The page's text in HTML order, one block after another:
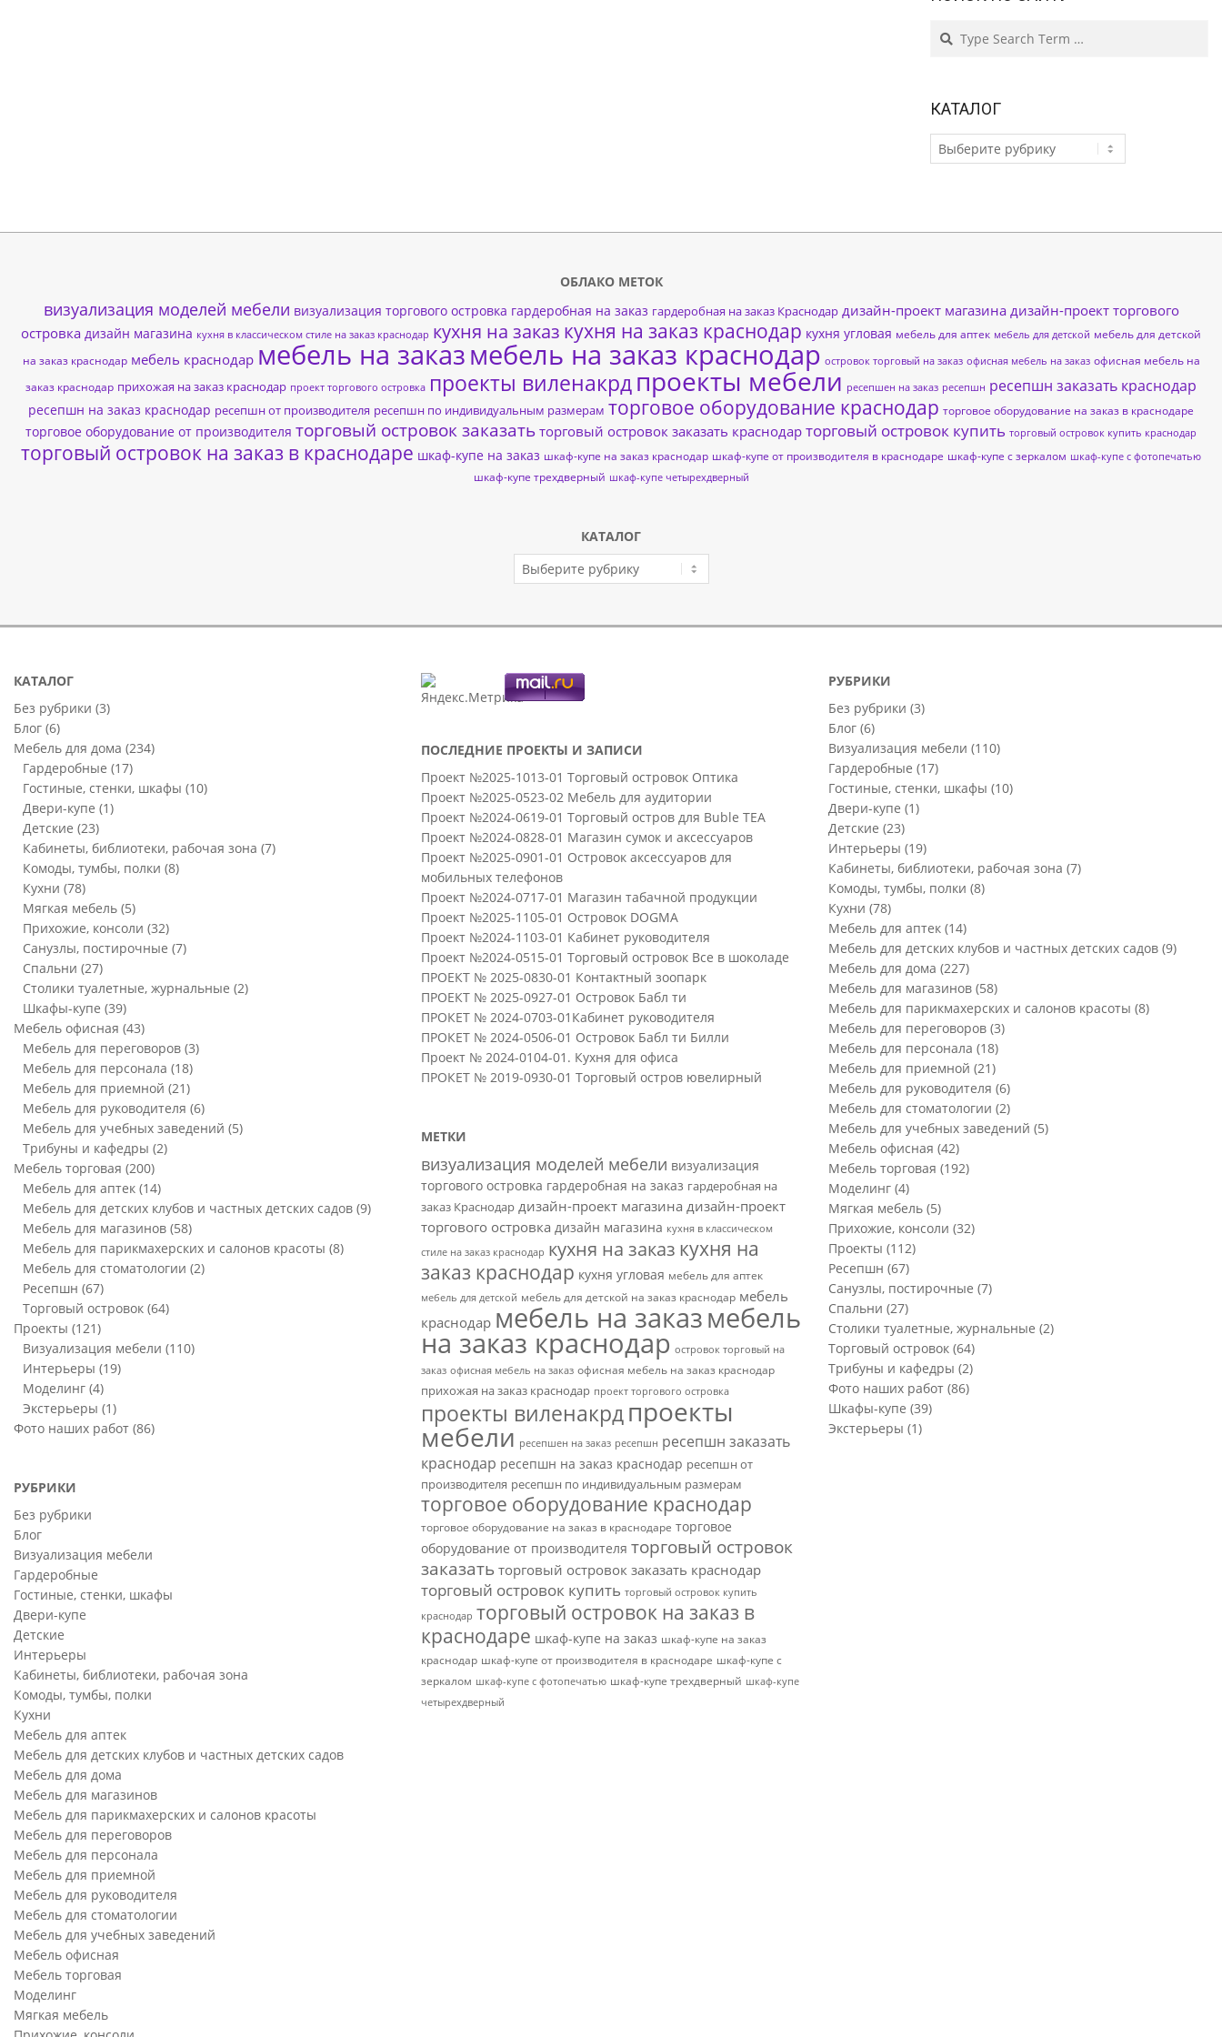
Search
КАТАЛОГ
КАТАЛОГ
ОБЛАКО МЕТОК
визуализация моделей мебели визуализация торгового островка гардеробная на заказ гардеробная на заказ Краснодар дизайн-проект магазина дизайн-проект торгового
островка дизайн магазина кухня в классическом стиле на заказ краснодар кухня на заказ кухня на заказ краснодар кухня угловая мебель для аптек мебель для детской мебель для детской
на заказ краснодар мебель краснодар мебель на заказмебель на заказ краснодар островок торговый на заказ офисная мебель на заказ офисная мебель на
заказ краснодар прихожая на заказ краснодар проект торгового островка проекты виленакрдпроекты мебели ресепшен на заказ ресепшн ресепшн заказать краснодар
ресепшн на заказ краснодар ресепшн от производителя ресепшн по индивидуальным размерам торговое оборудование краснодар торговое оборудование на заказ в краснодаре
торговое оборудование от производителя торговый островок заказать торговый островок заказать краснодар торговый островок купить торговый островок купить краснодар
торговый островок на заказ в краснодаре шкаф-купе на заказ шкаф-купе на заказ краснодар шкаф-купе от производителя в краснодаре шкаф-купе с зеркалом шкаф-купе с фотопечатью
шкаф-купе трехдверный шкаф-купе четырехдверный
КАТАЛОГ
КАТАЛОГ
КАТАЛОГ
Без рубрики (3)
Блог (6)
Мебель для дома (234)
Гардеробные (17)
Гостиные, стенки, шкафы (10)
Двери-купе (1)
Детские (23)
Кабинеты, библиотеки, рабочая зона (7)
Комоды, тумбы, полки (8)
Кухни (78)
Мягкая мебель (5)
Прихожие, консоли (32)
Санузлы, постирочные (7)
Спальни (27)
Столики туалетные, журнальные (2)
Шкафы-купе (39)
Мебель офисная (43)
Мебель для переговоров (3)
Мебель для персонала (18)
Мебель для приемной (21)
Мебель для руководителя (6)
Мебель для учебных заведений (5)
Трибуны и кафедры (2)
Мебель торговая (200)
Мебель для аптек (14)
Мебель для детских клубов и частных детских садов (9)
Мебель для магазинов (58)
Мебель для парикмахерских и салонов красоты (8)
Мебель для стоматологии (2)
Ресепшн (67)
Торговый островок (64)
Проекты (121)
Визуализация мебели (110)
Интерьеры (19)
Моделинг (4)
Экстерьеры (1)
Фото наших работ (86)
РУБРИКИ
Без рубрики
Блог
Визуализация мебели
Гардеробные
Гостиные, стенки, шкафы
Двери-купе
Детские
Интерьеры
Кабинеты, библиотеки, рабочая зона
Комоды, тумбы, полки
Кухни
Мебель для аптек
Мебель для детских клубов и частных детских садов
Мебель для дома
Мебель для магазинов
Мебель для парикмахерских и салонов красоты
Мебель для переговоров
Мебель для персонала
Мебель для приемной
Мебель для руководителя
Мебель для стоматологии
Мебель для учебных заведений
Мебель офисная
Мебель торговая
Моделинг
Мягкая мебель
ПОСЛЕДНИЕ ПРОЕКТЫ И ЗАПИСИ
Проект №2025-1013-01 Торговый островок Оптика
Проект №2025-0523-02 Мебель для аудитории
Проект №2024-0619-01 Торговый остров для Buble TEA
Проект №2024-0828-01 Магазин сумок и аксессуаров
Проект №2025-0901-01 Островок аксессуаров для
мобильных телефонов
Проект №2024-0717-01 Магазин табачной продукции
Проект №2025-1105-01 Островок DOGMA
Проект №2024-1103-01 Кабинет руководителя
Проект №2024-0515-01 Торговый островок Все в шоколаде
ПРОЕКТ № 2025-0830-01 Контактный зоопарк
ПРОЕКТ № 2025-0927-01 Островок Бабл ти
ПРОКЕТ № 2024-0703-01Кабинет руководителя
ПРОКЕТ № 2024-0506-01 Островок Бабл ти Билли
Проект № 2024-0104-01. Кухня для офиса
ПРОКЕТ № 2019-0930-01 Торговый остров ювелирный
МЕТКИ
визуализация моделей мебели визуализация
торгового островка гардеробная на заказ гардеробная на
заказ Краснодар дизайн-проект магазина дизайн-проект
торгового островка дизайн магазина кухня в классическом
стиле на заказ краснодар кухня на заказ кухня на
заказ краснодар кухня угловая мебель для аптек
мебель для детской мебель для детской на заказ краснодар мебель
краснодар мебель на заказмебель
на заказ краснодар островок торговый на
заказ офисная мебель на заказ офисная мебель на заказ краснодар
прихожая на заказ краснодар проект торгового островка
проекты виленакрдпроекты
мебели ресепшен на заказ ресепшн ресепшн заказать
краснодар ресепшн на заказ краснодар ресепшн от
производителя ресепшн по индивидуальным размерам
торговое оборудование краснодар
торговое оборудование на заказ в краснодаре торговое
оборудование от производителя торговый островок
заказать торговый островок заказать краснодар
торговый островок купить торговый островок купить
краснодар торговый островок на заказ в
краснодаре шкаф-купе на заказ шкаф-купе на заказ
краснодар шкаф-купе от производителя в краснодаре шкаф-купе с
зеркалом шкаф-купе с фотопечатью шкаф-купе трехдверный шкаф-купе
четырехдверный
РУБРИКИ
Без рубрики (3)
Блог (6)
Визуализация мебели (110)
Гардеробные (17)
Гостиные, стенки, шкафы (10)
Двери-купе (1)
Детские (23)
Интерьеры (19)
Кабинеты, библиотеки, рабочая зона (7)
Комоды, тумбы, полки (8)
Кухни (78)
Мебель для аптек (14)
Мебель для детских клубов и частных детских садов (9)
Мебель для дома (227)
Мебель для магазинов (58)
Мебель для парикмахерских и салонов красоты (8)
Мебель для переговоров (3)
Мебель для персонала (18)
Мебель для приемной (21)
Мебель для руководителя (6)
Мебель для стоматологии (2)
Мебель для учебных заведений (5)
Мебель офисная (42)
Мебель торговая (192)
Моделинг (4)
Мягкая мебель (5)
Прихожие, консоли (32)
Проекты (112)
Ресепшн (67)
Санузлы, постирочные (7)
Спальни (27)
Столики туалетные, журнальные (2)
Торговый островок (64)
Трибуны и кафедры (2)
Фото наших работ (86)
Шкафы-купе (39)
Экстерьеры (1)